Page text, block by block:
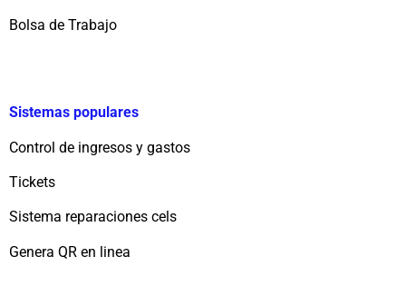
Bolsa de Trabajo
Sistemas populares
Control de ingresos y gastos
Tickets
Sistema reparaciones cels
Genera QR en linea